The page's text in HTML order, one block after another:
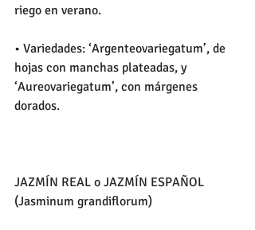
riego en verano.
• Variedades: ‘Argenteovariegatum’, de
hojas con manchas plateadas, y
‘Aureovariegatum’, con márgenes
dorados.
JAZMÍN REAL o JAZMÍN ESPAÑOL
(Jasminum grandiflorum)